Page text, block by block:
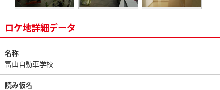
ロケ地詳細データ
名称
富山自動車学校
読み仮名